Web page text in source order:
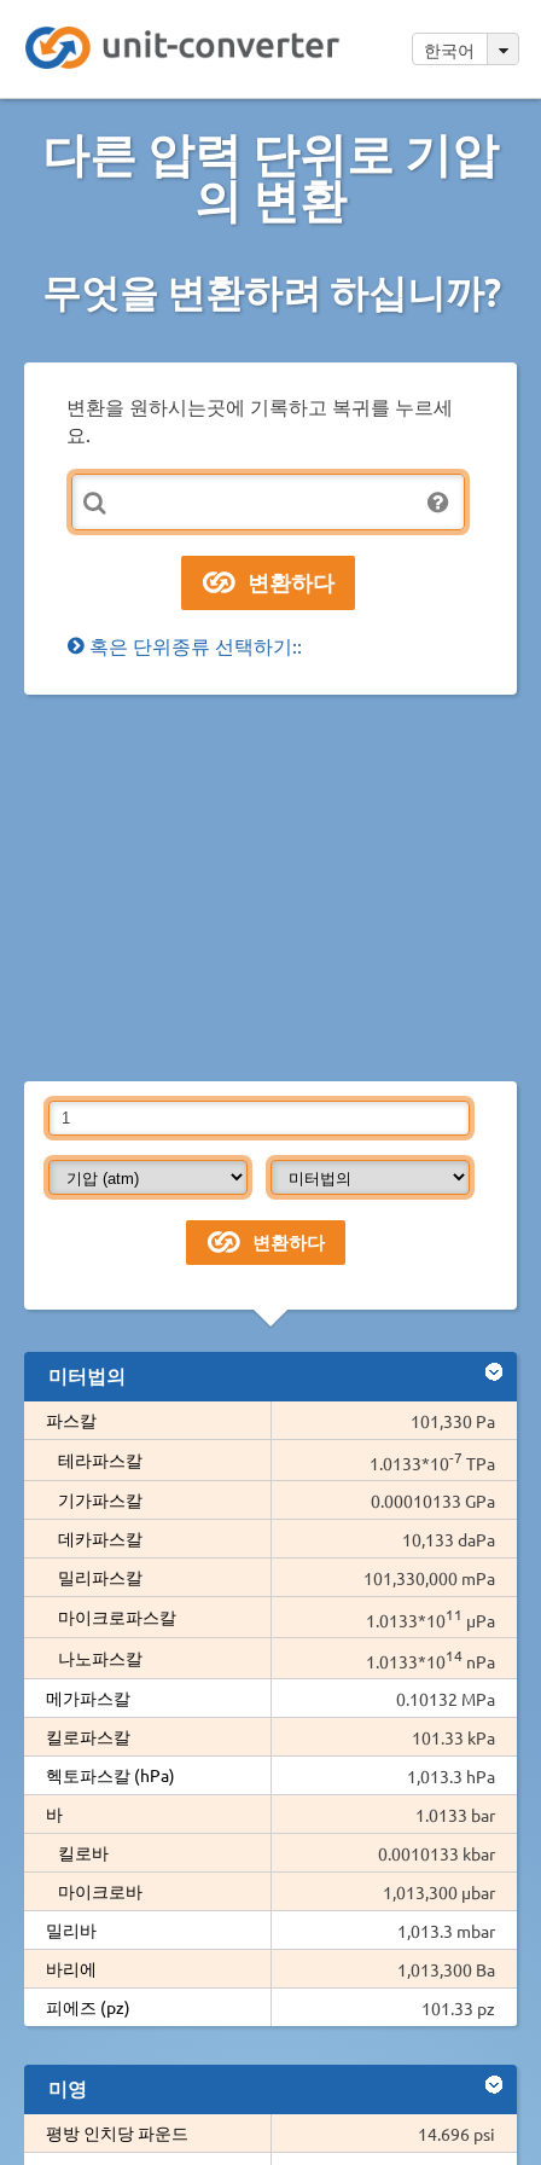
한국어
다른 압력 단위로 기압
의 변환
무엇을 변환하려 하십니까?
변환을 원하시는곳에 기록하고 복귀를 누르세
요.
혹은 단위종류 선택하기::
미터법의
파스칼
101,330 Pa
테라파스칼
1.0133*10-7 TPa
기가파스칼
0.00010133 GPa
데카파스칼
10,133 daPa
밀리파스칼
101,330,000 mPa
마이크로파스칼
1.0133*1011 µPa
나노파스칼
1.0133*1014 nPa
메가파스칼
0.10132 MPa
킬로파스칼
101.33 kPa
헥토파스칼 (hPa)
1,013.3 hPa
바
1.0133 bar
킬로바
0.0010133 kbar
마이크로바
1,013,300 µbar
밀리바
1,013.3 mbar
바리에
1,013,300 Ba
피에즈 (pz)
101.33 pz
미영
평방 인치당 파운드
14.696 psi